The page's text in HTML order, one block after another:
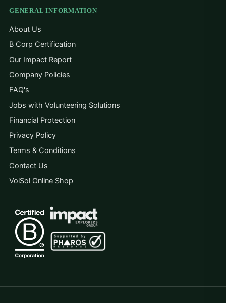
GENERAL INFORMATION
About Us
B Corp Certification
Our Impact Report
Company Policies
FAQ's
Jobs with Volunteering Solutions
Financial Protection
Privacy Policy
Terms & Conditions
Contact Us
VolSol Online Shop